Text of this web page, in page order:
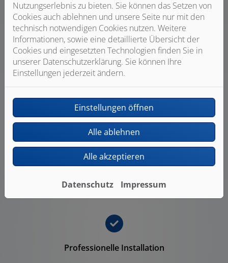
Unser Angebot für Sie:
Qualität vom Fachmann
Wir verbauen ausschließlich Markenprodukte
führender Hersteller. Sie profitieren von umfassenden
Service- und Garantieleistungen und wir kümmern uns
Professionelle Installation
Nutzungserlebnis zu bieten. Sie können das Setzen von
Cookies auch ablehnen und unsere Seite nur mit den
technisch notwendigen Cookies nutzen. Weitere
Informationen, sowie eine detaillierte Übersicht der
Cookies und eingesetzten Technologien finden Sie in
unserer Datenschutzerklärung. Sie können Ihre
Einstellungen jederzeit ändern.
Einstellungen öffnen
Alle ablehnen
Alle akzeptieren
Datenschutz Impressum